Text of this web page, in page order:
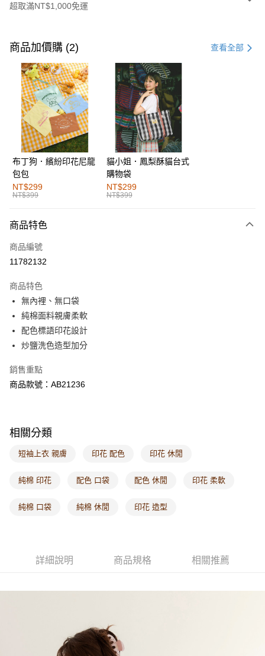
超取滿NT$1,000免運
信用卡一次付款
購物金
超商取貨付款
LINE Pay
街口支付
運送方式
全家取貨付款
每筆NT$60，滿NT$1,000(含以上)免運費
付款後全家取貨
萊爾富取貨付款
付款後萊爾富取貨
每筆NT$60，滿NT$1,000(含以上)免運費
7-11取貨付款
每筆NT$60，滿NT$1,000(含以上)免運費
付款後7-11取貨
每筆NT$60，滿NT$1,000(含以上)免運費
每筆NT$120，滿NT$1,000(含以上)免運費
付款後門市自取
海外配送-港/澳/新/馬/泰國專屬 查看運費
海外配送-其他亞洲地區
商品加價購 (2) 查看全部
布丁狗．繽紛印花尼龍
包包
NT$299
NT$399
貓小姐．鳳梨酥貓台式
購物袋
NT$299
NT$399
商品特色
商品編號
11782132
商品特色
無內裡、無口袋
純棉面料親膚柔軟
配色標語印花設計
炒鹽洗色造型加分
銷售重點
商品款號：AB21236
相關分類
短袖上衣 親膚 印花 配色 印花 休閒
純棉 印花 配色 口袋 配色 休閒 印花 柔軟
純棉 口袋 純棉 休閒 印花 造型
詳細說明 商品規格 相關推薦